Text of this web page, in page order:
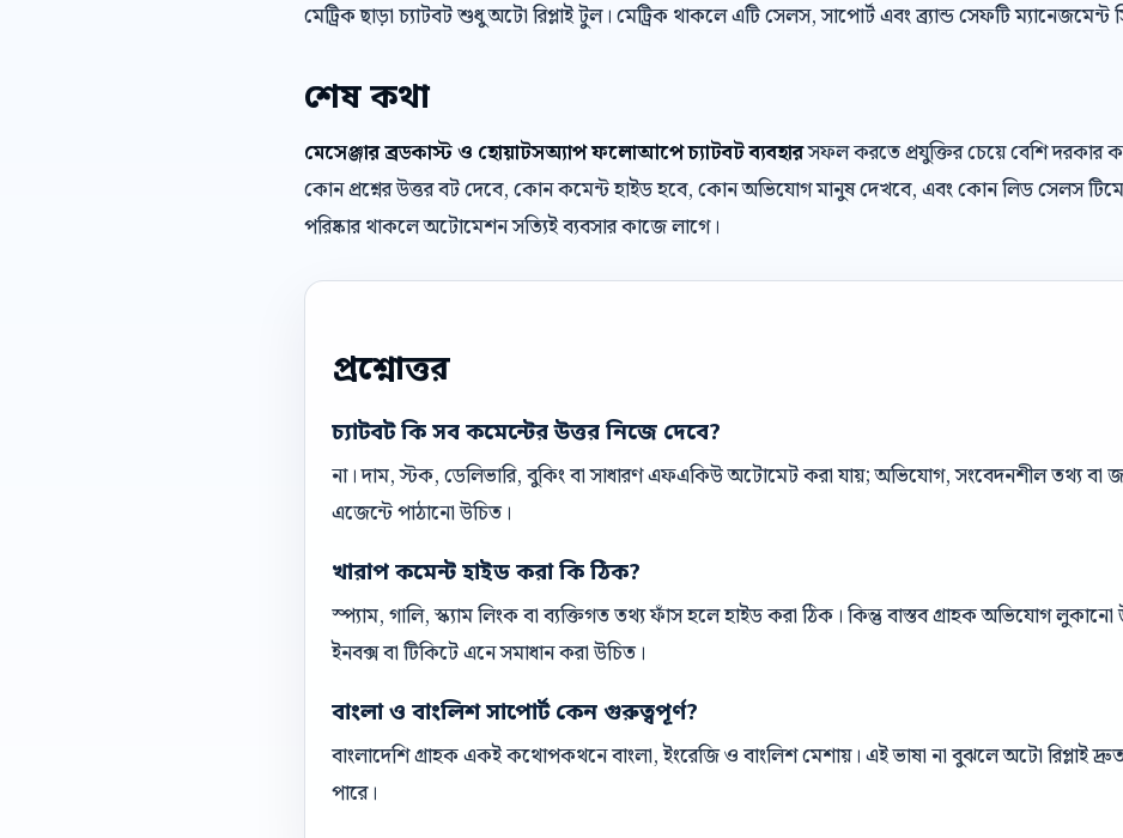
মেট্রিক ছাড়া চ্যাটবট শুধু অটো রিপ্লাই টুল। মেট্রিক থাকলে এটি সেলস, সাপোর্ট এবং ব্র্যান্ড সেফটি
শেষ কথা
মেসেঞ্জার ব্রডকাস্ট ও হোয়াটসঅ্যাপ ফলোআপে চ্যাটবট ব্যবহারসফল করতে প্রযুক্তির চেয়ে বেশি দরকার
কোন প্রশ্নের উত্তর বট দেবে, কোন কমেন্ট হাইড হবে, কোন অভিযোগ মানুষ দেখবে, এবং কোন লিড সেলস
পরিষ্কার থাকলে অটোমেশন সত্যিই ব্যবসার কাজে লাগে।
প্রশ্নোত্তর
চ্যাটবট কি সব কমেন্টের উত্তর নিজে দেবে?
না। দাম, স্টক, ডেলিভারি, বুকিং বা সাধারণ এফএকিউ অটোমেট করা যায়; অভিযোগ, সংবেদনশীল তথ্য বা
এজেন্টে পাঠানো উচিত।
খারাপ কমেন্ট হাইড করা কি ঠিক?
স্প্যাম, গালি, স্ক্যাম লিংক বা ব্যক্তিগত তথ্য ফাঁস হলে হাইড করা ঠিক। কিন্তু বাস্তব গ্রাহক অভিযোগ
ইনবক্স বা টিকিটে এনে সমাধান করা উচিত।
বাংলা ও বাংলিশ সাপোর্ট কেন গুরুত্বপূর্ণ?
বাংলাদেশি গ্রাহক একই কথোপকথনে বাংলা, ইংরেজি ও বাংলিশ মেশায়। এই ভাষা না বুঝলে অটো রিপ্লাই
পারে।